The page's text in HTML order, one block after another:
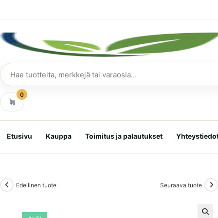
Hae
tuotteita
0
Etusivu Kauppa Toimitus ja palautukset
Edellinen tuote Seuraava tuote